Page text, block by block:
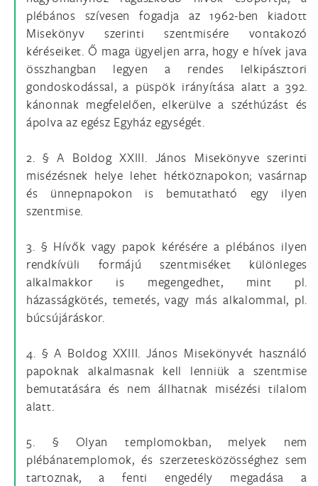
plébános szívesen fogadja az 1962-ben kiadott
Misekönyv szerinti szentmisére vontakozó
kéréseiket. Ő maga ügyeljen arra, hogy e hívek java
összhangban legyen a rendes lelkipásztori
gondoskodással, a püspök irányítása alatt a 392.
kánonnak megfelelően, elkerülve a széthúzást és
ápolva az egész Egyház egységét.
2. § A Boldog XXIII. János Misekönyve szerinti
misézésnek helye lehet hétköznapokon; vasárnap
és ünnepnapokon is bemutatható egy ilyen
szentmise.
3. § Hívők vagy papok kérésére a plébános ilyen
rendkívüli formájú szentmiséket különleges
alkalmakkor is megengedhet, mint pl.
házasságkötés, temetés, vagy más alkalommal, pl.
búcsújáráskor.
4. § A Boldog XXIII. János Misekönyvét használó
papoknak alkalmasnak kell lenniük a szentmise
bemutatására és nem állhatnak misézési tilalom
alatt.
5. § Olyan templomokban, melyek nem
plébánatemplomok, és szerzetesközösséghez sem
tartoznak, a fenti engedély megadása a